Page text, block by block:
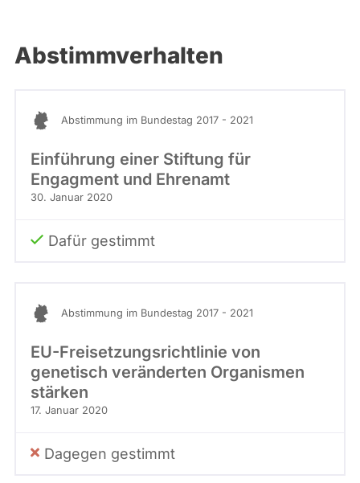
Abstimmverhalten
Abstimmung im Bundestag 2017 - 2021
Einführung einer Stiftung für
Engagment und Ehrenamt
30. Januar 2020
Dafür gestimmt
Abstimmung im Bundestag 2017 - 2021
EU-Freisetzungsrichtlinie von
genetisch veränderten Organismen
stärken
17. Januar 2020
Dagegen gestimmt